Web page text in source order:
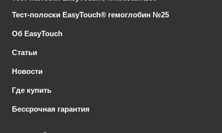
Тест-полоски EasyTouch® гемоглобин №25
Об EasyTouch
Статьи
Новости
Где купить
Бессрочная гарантия